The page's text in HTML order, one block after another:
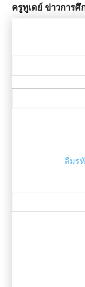
ครูทูเดย์ ข่าวการศึ
ลืมร